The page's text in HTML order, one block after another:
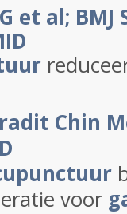
et al;
Chin
voor